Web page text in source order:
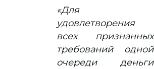
«Для
удовлетворения
всех признанных
требований одной
очереди деньги